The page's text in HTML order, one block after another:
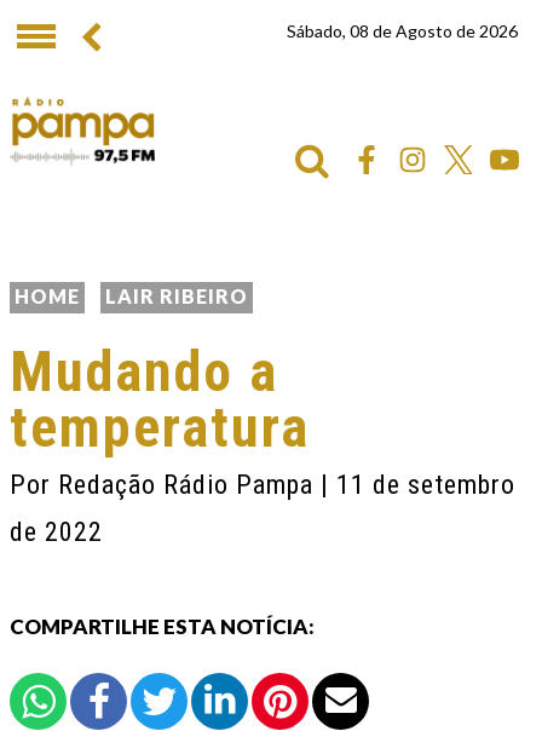
Sábado, 08 de Agosto de 2026
HOME LAIR RIBEIRO
Mudando a
temperatura
Por Redação Rádio Pampa | 11 de setembro
de 2022
COMPARTILHE ESTA NOTÍCIA: